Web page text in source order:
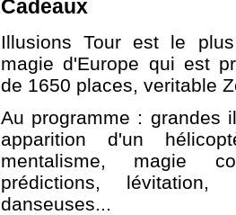
Cadeaux
Illusions Tour est le
magie d'Europe qui est
de 1650 places, veritable
Au programme : grandes
apparition d'un
mentalisme, magie
prédictions,
danseuses...